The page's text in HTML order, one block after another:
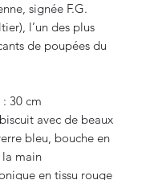
signée F.G.
l’un des plus
de poupées du
30 cm
avec de beaux
bleu, bouche en
main
en tissu rouge